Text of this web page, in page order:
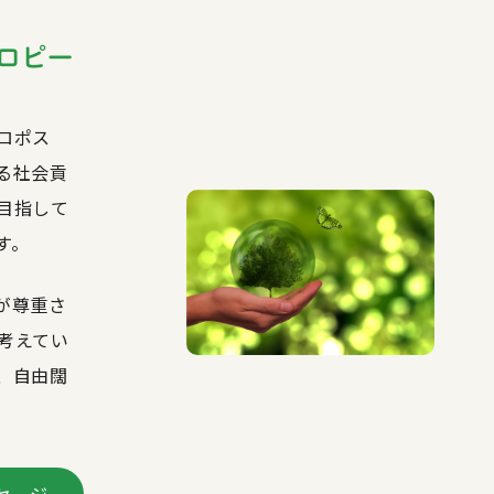
ポス
社会貢
指して
尊重さ
えてい
自由闊